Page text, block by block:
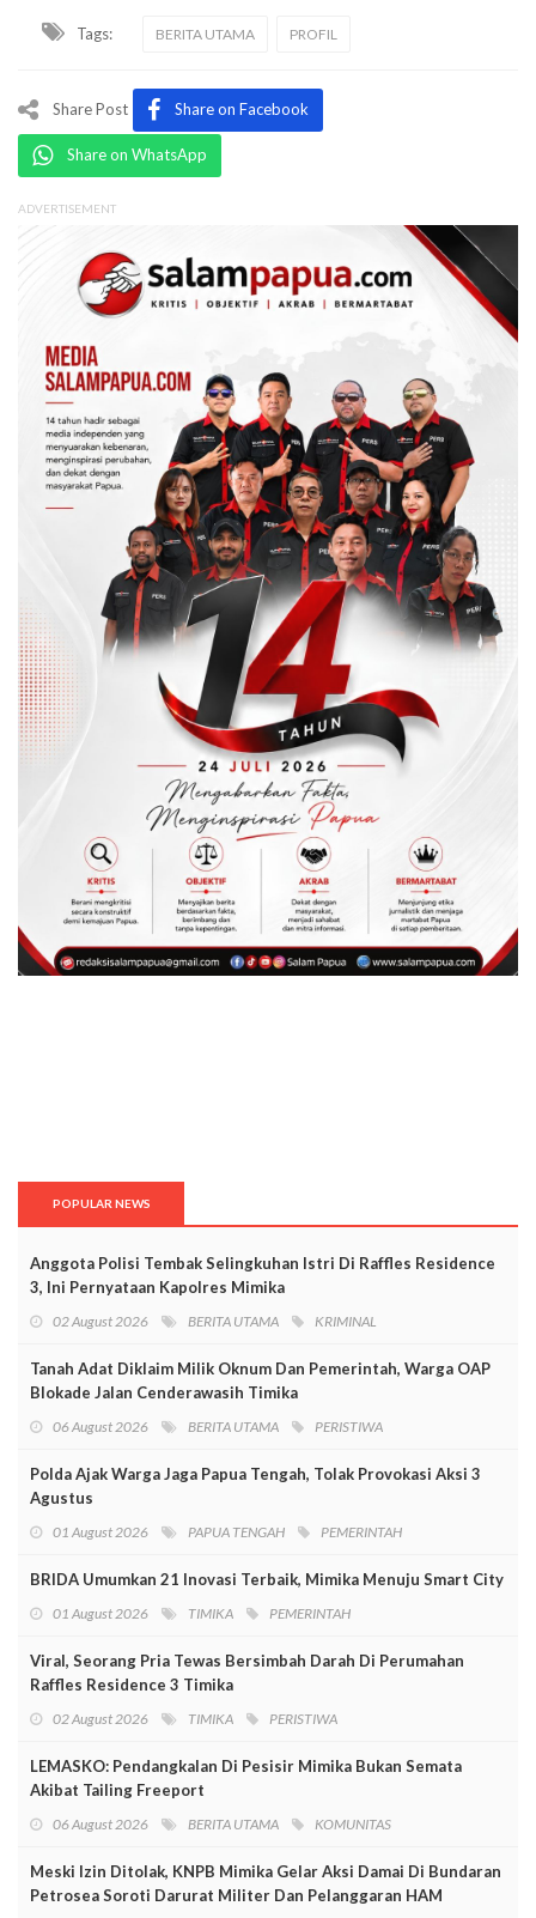
Tags: BERITA UTAMA PROFIL
Share Post Share on Facebook
Share on WhatsApp
ADVERTISEMENT
POPULAR NEWS
Anggota Polisi Tembak Selingkuhan Istri Di Raffles Residence
3, Ini Pernyataan Kapolres Mimika
02 August 2026 BERITA UTAMA KRIMINAL
Tanah Adat Diklaim Milik Oknum Dan Pemerintah, Warga OAP
Blokade Jalan Cenderawasih Timika
06 August 2026 BERITA UTAMA PERISTIWA
Polda Ajak Warga Jaga Papua Tengah, Tolak Provokasi Aksi 3
Agustus
01 August 2026 PAPUA TENGAH PEMERINTAH
BRIDA Umumkan 21 Inovasi Terbaik, Mimika Menuju Smart City
01 August 2026 TIMIKA PEMERINTAH
Viral, Seorang Pria Tewas Bersimbah Darah Di Perumahan
Raffles Residence 3 Timika
02 August 2026 TIMIKA PERISTIWA
LEMASKO: Pendangkalan Di Pesisir Mimika Bukan Semata
Akibat Tailing Freeport
06 August 2026 BERITA UTAMA KOMUNITAS
Meski Izin Ditolak, KNPB Mimika Gelar Aksi Damai Di Bundaran
Petrosea Soroti Darurat Militer Dan Pelanggaran HAM